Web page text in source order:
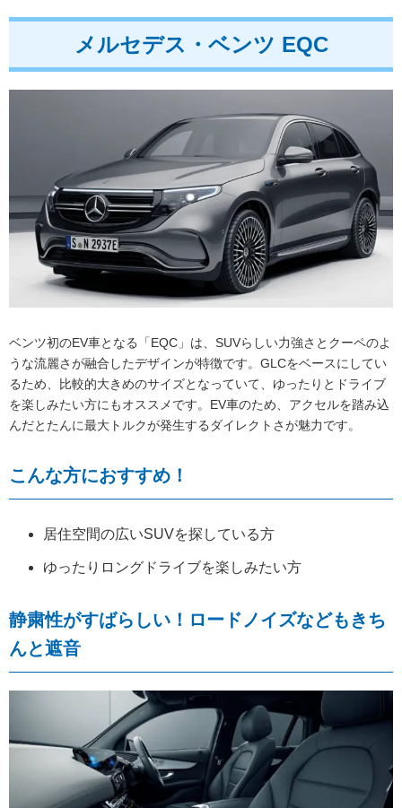
メルセデス・ベンツ EQC
ベンツ初のEV車となる「EQC」は、SUVらしい力強さとクーペのよ
うな流麗さが融合したデザインが特徴です。GLCをベースにしてい
るため、比較的大きめのサイズとなっていて、ゆったりとドライブ
を楽しみたい方にもオススメです。EV車のため、アクセルを踏み込
んだとたんに最大トルクが発生するダイレクトさが魅力です。
こんな方におすすめ！
居住空間の広いSUVを探している方
ゆったりロングドライブを楽しみたい方
静粛性がすばらしい！ロードノイズなどもきち
んと遮音